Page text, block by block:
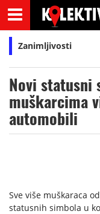
Zanimljivosti
Novi statusni
muškarcima
automobili
Sve više muškaraca
statusnih simbola u